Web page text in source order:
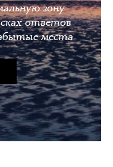
зону
ответов
места